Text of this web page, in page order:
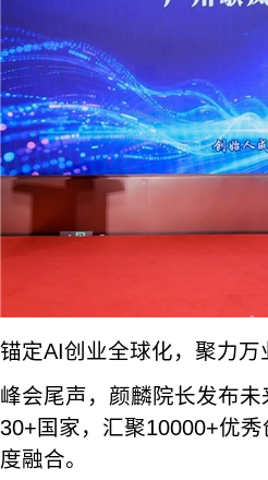
锚定AI创业全球化，聚力万
峰会尾声，颜麟院长发布
30+国家，汇聚10000+优
度融合。